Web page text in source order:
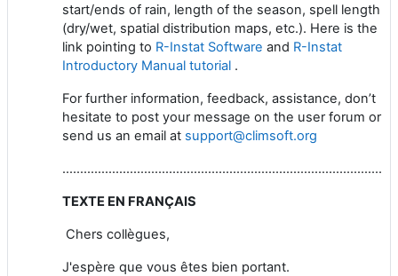
start/ends of rain, length of the season, spell length
(dry/wet, spatial distribution maps, etc.). Here is the
link pointing to R-Instat Software and R-Instat
Introductory Manual tutorial .
For further information, feedback, assistance, don’t
hesitate to post your message on the user forum or
send us an email at support@climsoft.org
TEXTE EN FRANÇAIS
Chers collègues,
J'espère que vous êtes bien portant.